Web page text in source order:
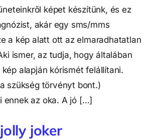
képet készítünk, és ez
akár egy sms/mms
a kép alatt ott az elmaradhatatlan
ismer, az tudja, hogy általában
alapján kórismét felállítani.
szükség törvényt bont.)
ennek az oka. A jó […]
joker